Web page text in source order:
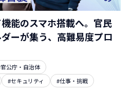
能のスマホ搭載へ。官民
ーが集う、高難易度プロ
公庁・自治体
#セキュリティ #仕事・挑戦